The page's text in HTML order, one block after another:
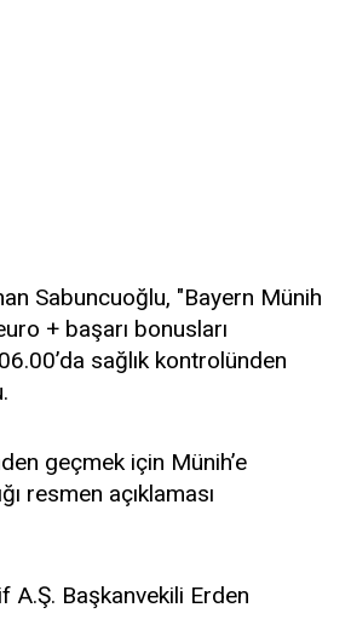
Sabuncuoğlu, "Bayern Münih
+ başarı bonusları
sağlık kontrolünden
geçmek için Münih’e
resmen açıklaması
A.Ş. Başkanvekili Erden